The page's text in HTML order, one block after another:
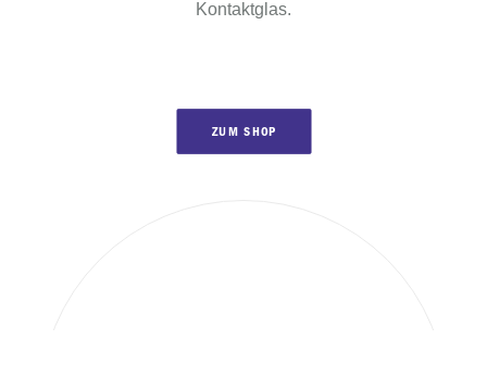
Kontaktglas.
ZUM SHOP